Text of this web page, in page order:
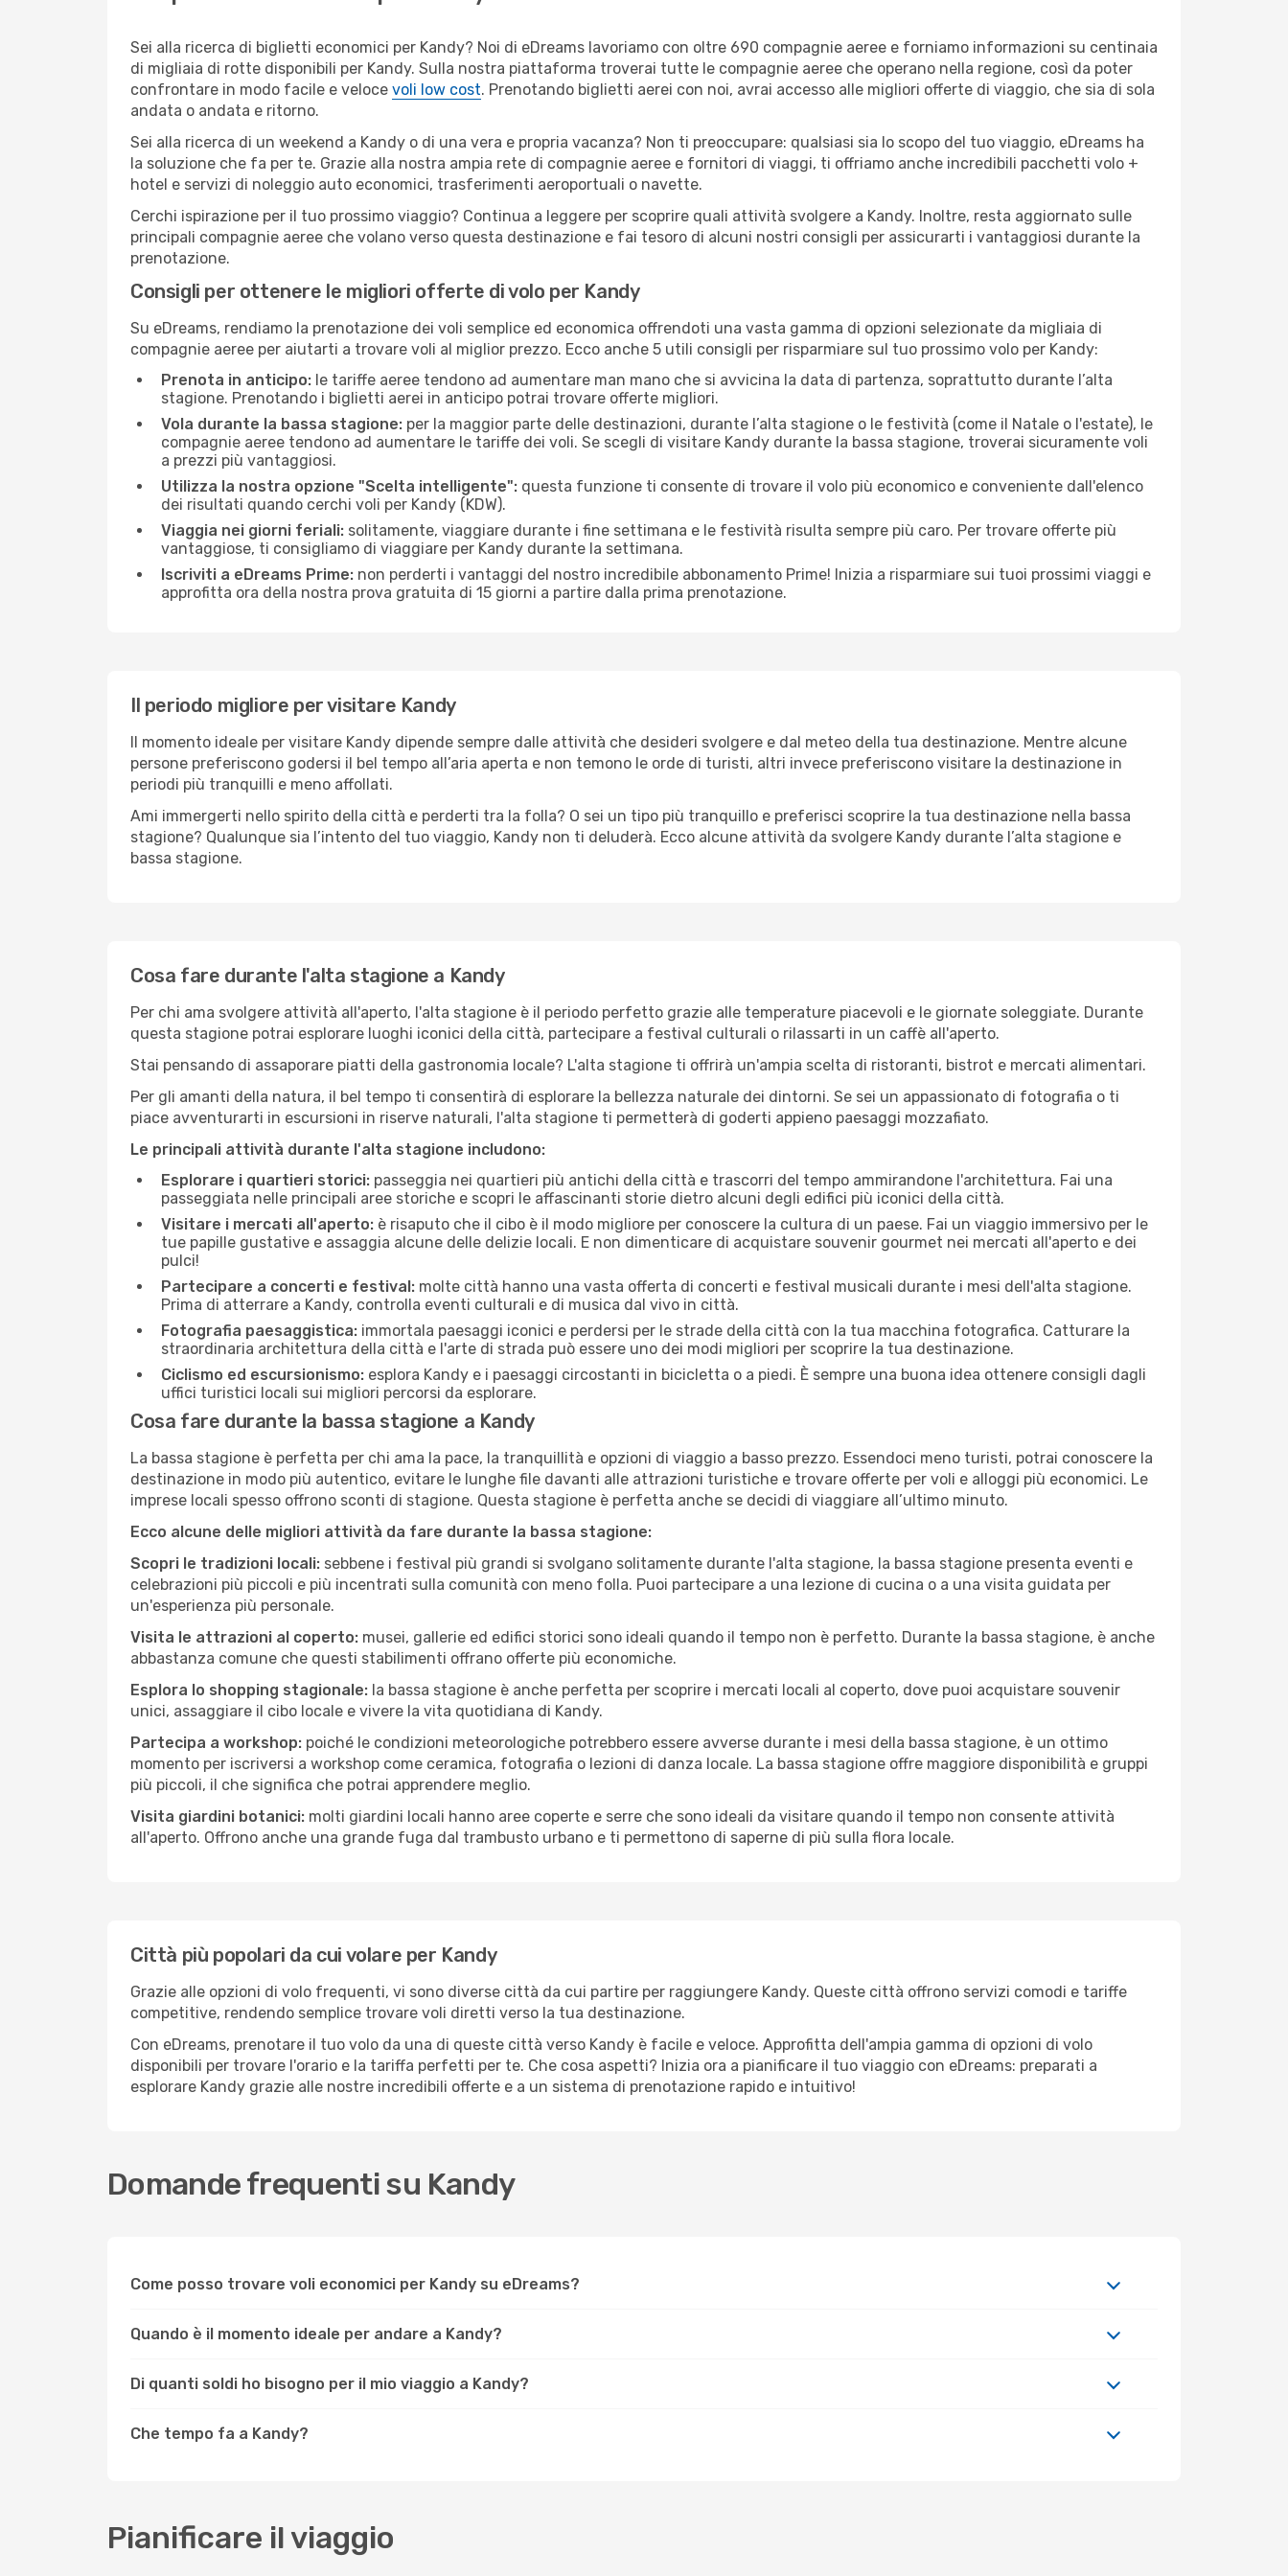
Sei alla ricerca di biglietti economici per Kandy? Noi di eDreams lavoriamo con oltre 690 compagnie aeree e forniamo informazioni su centinaia
di migliaia di rotte disponibili per Kandy. Sulla nostra piattaforma troverai tutte le compagnie aeree che operano nella regione, così da poter
confrontare in modo facile e veloce voli low cost. Prenotando biglietti aerei con noi, avrai accesso alle migliori offerte di viaggio, che sia di sola
andata o andata e ritorno.
Sei alla ricerca di un weekend a Kandy o di una vera e propria vacanza? Non ti preoccupare: qualsiasi sia lo scopo del tuo viaggio, eDreams ha
la soluzione che fa per te. Grazie alla nostra ampia rete di compagnie aeree e fornitori di viaggi, ti offriamo anche incredibili pacchetti volo +
hotel e servizi di noleggio auto economici, trasferimenti aeroportuali o navette.
Cerchi ispirazione per il tuo prossimo viaggio? Continua a leggere per scoprire quali attività svolgere a Kandy. Inoltre, resta aggiornato sulle
principali compagnie aeree che volano verso questa destinazione e fai tesoro di alcuni nostri consigli per assicurarti i vantaggiosi durante la
prenotazione.
Consigli per ottenere le migliori offerte di volo per Kandy
Su eDreams, rendiamo la prenotazione dei voli semplice ed economica offrendoti una vasta gamma di opzioni selezionate da migliaia di
compagnie aeree per aiutarti a trovare voli al miglior prezzo. Ecco anche 5 utili consigli per risparmiare sul tuo prossimo volo per Kandy:
Prenota in anticipo: le tariffe aeree tendono ad aumentare man mano che si avvicina la data di partenza, soprattutto durante l’alta
stagione. Prenotando i biglietti aerei in anticipo potrai trovare offerte migliori.
Vola durante la bassa stagione: per la maggior parte delle destinazioni, durante l’alta stagione o le festività (come il Natale o l'estate), le
compagnie aeree tendono ad aumentare le tariffe dei voli. Se scegli di visitare Kandy durante la bassa stagione, troverai sicuramente voli
a prezzi più vantaggiosi.
Utilizza la nostra opzione "Scelta intelligente": questa funzione ti consente di trovare il volo più economico e conveniente dall'elenco
dei risultati quando cerchi voli per Kandy (KDW).
Viaggia nei giorni feriali: solitamente, viaggiare durante i fine settimana e le festività risulta sempre più caro. Per trovare offerte più
vantaggiose, ti consigliamo di viaggiare per Kandy durante la settimana.
Iscriviti a eDreams Prime: non perderti i vantaggi del nostro incredibile abbonamento Prime! Inizia a risparmiare sui tuoi prossimi viaggi e
approfitta ora della nostra prova gratuita di 15 giorni a partire dalla prima prenotazione.
Il periodo migliore per visitare Kandy
Il momento ideale per visitare Kandy dipende sempre dalle attività che desideri svolgere e dal meteo della tua destinazione. Mentre alcune
persone preferiscono godersi il bel tempo all’aria aperta e non temono le orde di turisti, altri invece preferiscono visitare la destinazione in
periodi più tranquilli e meno affollati.
Ami immergerti nello spirito della città e perderti tra la folla? O sei un tipo più tranquillo e preferisci scoprire la tua destinazione nella bassa
stagione? Qualunque sia l’intento del tuo viaggio, Kandy non ti deluderà. Ecco alcune attività da svolgere Kandy durante l’alta stagione e
bassa stagione.
Cosa fare durante l'alta stagione a Kandy
Per chi ama svolgere attività all'aperto, l'alta stagione è il periodo perfetto grazie alle temperature piacevoli e le giornate soleggiate. Durante
questa stagione potrai esplorare luoghi iconici della città, partecipare a festival culturali o rilassarti in un caffè all'aperto.
Stai pensando di assaporare piatti della gastronomia locale? L'alta stagione ti offrirà un'ampia scelta di ristoranti, bistrot e mercati alimentari.
Per gli amanti della natura, il bel tempo ti consentirà di esplorare la bellezza naturale dei dintorni. Se sei un appassionato di fotografia o ti
piace avventurarti in escursioni in riserve naturali, l'alta stagione ti permetterà di goderti appieno paesaggi mozzafiato.
Le principali attività durante l'alta stagione includono:
Esplorare i quartieri storici: passeggia nei quartieri più antichi della città e trascorri del tempo ammirandone l'architettura. Fai una
passeggiata nelle principali aree storiche e scopri le affascinanti storie dietro alcuni degli edifici più iconici della città.
Visitare i mercati all'aperto: è risaputo che il cibo è il modo migliore per conoscere la cultura di un paese. Fai un viaggio immersivo per le
tue papille gustative e assaggia alcune delle delizie locali. E non dimenticare di acquistare souvenir gourmet nei mercati all'aperto e dei
pulci!
Partecipare a concerti e festival: molte città hanno una vasta offerta di concerti e festival musicali durante i mesi dell'alta stagione.
Prima di atterrare a Kandy, controlla eventi culturali e di musica dal vivo in città.
Fotografia paesaggistica: immortala paesaggi iconici e perdersi per le strade della città con la tua macchina fotografica. Catturare la
straordinaria architettura della città e l'arte di strada può essere uno dei modi migliori per scoprire la tua destinazione.
Ciclismo ed escursionismo: esplora Kandy e i paesaggi circostanti in bicicletta o a piedi. È sempre una buona idea ottenere consigli dagli
uffici turistici locali sui migliori percorsi da esplorare.
Cosa fare durante la bassa stagione a Kandy
La bassa stagione è perfetta per chi ama la pace, la tranquillità e opzioni di viaggio a basso prezzo. Essendoci meno turisti, potrai conoscere la
destinazione in modo più autentico, evitare le lunghe file davanti alle attrazioni turistiche e trovare offerte per voli e alloggi più economici. Le
imprese locali spesso offrono sconti di stagione. Questa stagione è perfetta anche se decidi di viaggiare all’ultimo minuto.
Ecco alcune delle migliori attività da fare durante la bassa stagione:
Scopri le tradizioni locali: sebbene i festival più grandi si svolgano solitamente durante l'alta stagione, la bassa stagione presenta eventi e
celebrazioni più piccoli e più incentrati sulla comunità con meno folla. Puoi partecipare a una lezione di cucina o a una visita guidata per
un'esperienza più personale.
Visita le attrazioni al coperto: musei, gallerie ed edifici storici sono ideali quando il tempo non è perfetto. Durante la bassa stagione, è anche
abbastanza comune che questi stabilimenti offrano offerte più economiche.
Esplora lo shopping stagionale: la bassa stagione è anche perfetta per scoprire i mercati locali al coperto, dove puoi acquistare souvenir
unici, assaggiare il cibo locale e vivere la vita quotidiana di Kandy.
Partecipa a workshop: poiché le condizioni meteorologiche potrebbero essere avverse durante i mesi della bassa stagione, è un ottimo
momento per iscriversi a workshop come ceramica, fotografia o lezioni di danza locale. La bassa stagione offre maggiore disponibilità e gruppi
più piccoli, il che significa che potrai apprendere meglio.
Visita giardini botanici: molti giardini locali hanno aree coperte e serre che sono ideali da visitare quando il tempo non consente attività
all'aperto. Offrono anche una grande fuga dal trambusto urbano e ti permettono di saperne di più sulla flora locale.
Città più popolari da cui volare per Kandy
Grazie alle opzioni di volo frequenti, vi sono diverse città da cui partire per raggiungere Kandy. Queste città offrono servizi comodi e tariffe
competitive, rendendo semplice trovare voli diretti verso la tua destinazione.
Con eDreams, prenotare il tuo volo da una di queste città verso Kandy è facile e veloce. Approfitta dell'ampia gamma di opzioni di volo
disponibili per trovare l'orario e la tariffa perfetti per te. Che cosa aspetti? Inizia ora a pianificare il tuo viaggio con eDreams: preparati a
esplorare Kandy grazie alle nostre incredibili offerte e a un sistema di prenotazione rapido e intuitivo!
Domande frequenti su Kandy
Come posso trovare voli economici per Kandy su eDreams?
Quando è il momento ideale per andare a Kandy?
Di quanti soldi ho bisogno per il mio viaggio a Kandy?
Che tempo fa a Kandy?
Pianificare il viaggio